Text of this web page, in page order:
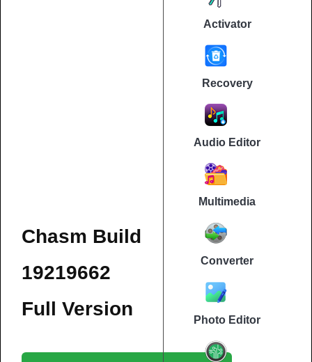
Chasm Build
19219662
Full Version
Activator
Recovery
Audio Editor
Multimedia
Converter
Photo Editor